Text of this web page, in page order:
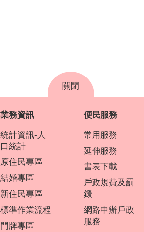
關閉
業務資訊
統計資訊-人
口統計
原住民專區
結婚專區
新住民專區
標準作業流程
門牌專區
便民服務
常用服務
延伸服務
書表下載
戶政規費及罰
鍰
網路申辦戶政
服務